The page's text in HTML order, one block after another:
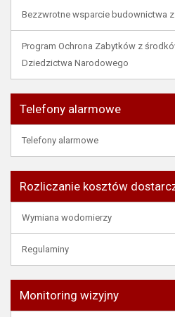
Bezzwrotne wsparcie budownictwa z
Program Ochrona Zabytków z
Dziedzictwa Narodowego
Telefony alarmowe
Telefony alarmowe
Rozliczanie kosztów
Wymiana wodomierzy
Regulaminy
Monitoring wizyjny